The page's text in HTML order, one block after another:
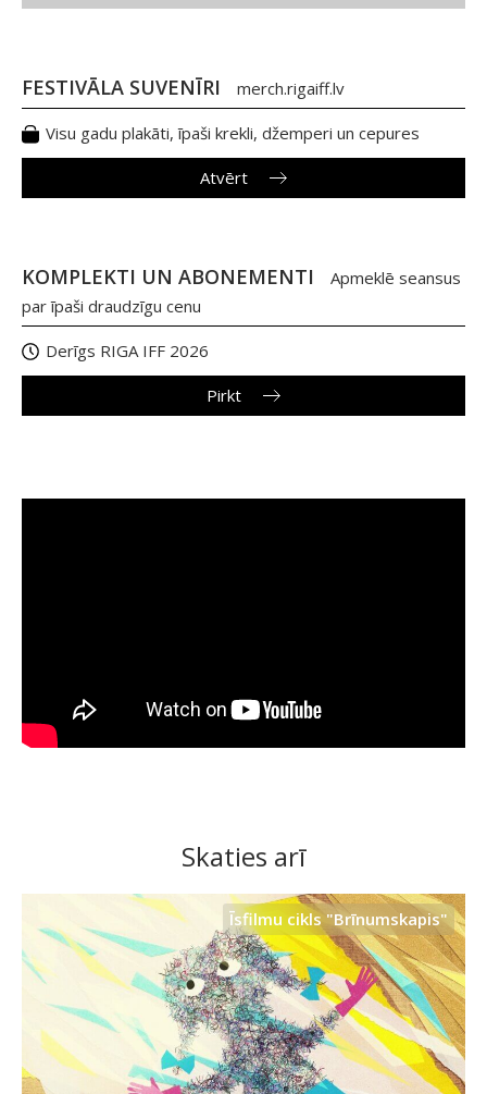
FESTIVĀLA SUVENĪRI merch.rigaiff.lv
Visu gadu plakāti, īpaši krekli, džemperi un cepures
Atvērt
KOMPLEKTI UN ABONEMENTI
Apmeklē seansus
par īpaši draudzīgu cenu
Derīgs RIGA IFF 2026
Pirkt
Skaties arī
Īsfilmu cikls "Brīnumskapis"